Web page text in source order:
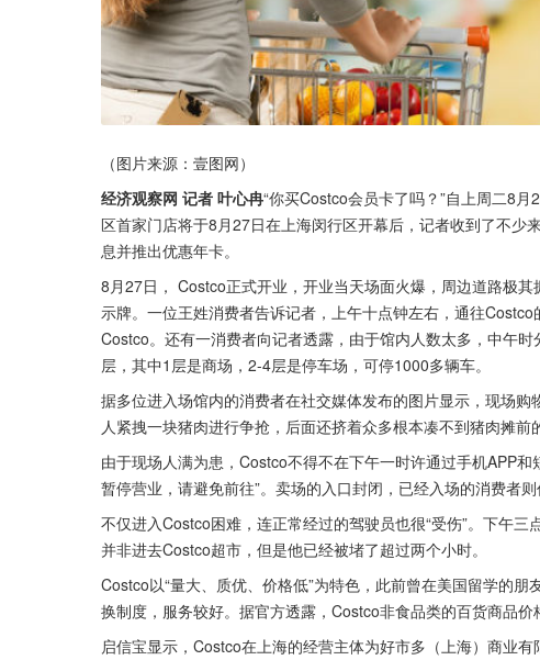
（图片来源：壹图网）
经济观察网 记者 叶心冉“你买Costco会员卡了吗？”自上周二8
区首家门店将于8月27日在上海闵行区开幕后，记者收到了不
息并推出优惠年卡。
8月27日， Costco正式开业，开业当天场面火爆，周边道路极
示牌。一位王姓消费者告诉记者，上午十点钟左右，通往
Costco。还有一消费者向记者透露，由于馆内人数太多，中午
层，其中1层是商场，2-4层是停车场，可停1000多辆车。
据多位进入场馆内的消费者在社交媒体发布的图片显示，现场
人紧拽一块猪肉进行争抢，后面还挤着众多根本凑不到猪肉摊前
由于现场人满为患，Costco不得不在下午一时许通过手机APP
暂停营业，请避免前往”。卖场的入口封闭，已经入场的消费者则
不仅进入Costco困难，连正常经过的驾驶员也很“受伤”。下午
并非进去Costco超市，但是他已经被堵了超过两个小时。
Costco以“量大、质优、价格低”为特色，此前曾在美国留学的
换制度，服务较好。据官方透露，Costco非食品类的百货商品
启信宝显示，Costco在上海的经营主体为好市多（上海）商业